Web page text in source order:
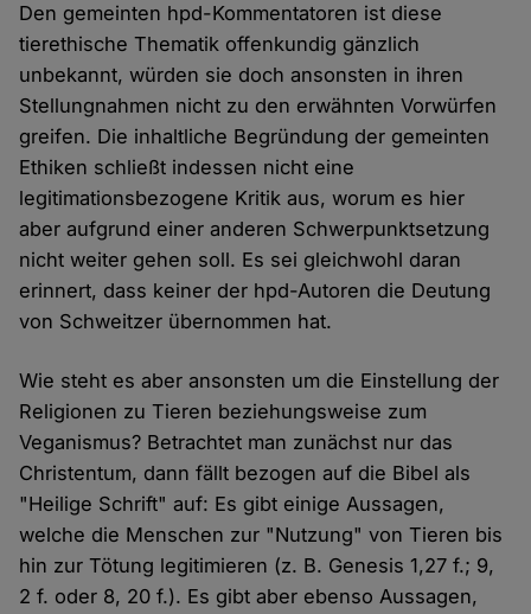
Den gemeinten hpd-Kommentatoren ist diese
tierethische Thematik offenkundig gänzlich
unbekannt, würden sie doch ansonsten in ihren
Stellungnahmen nicht zu den erwähnten Vorwürfen
greifen. Die inhaltliche Begründung der gemeinten
Ethiken schließt indessen nicht eine
legitimationsbezogene Kritik aus, worum es hier
aber aufgrund einer anderen Schwerpunktsetzung
nicht weiter gehen soll. Es sei gleichwohl daran
erinnert, dass keiner der hpd-Autoren die Deutung
von Schweitzer übernommen hat.
Wie steht es aber ansonsten um die Einstellung der
Religionen zu Tieren beziehungsweise zum
Veganismus? Betrachtet man zunächst nur das
Christentum, dann fällt bezogen auf die Bibel als
"Heilige Schrift" auf: Es gibt einige Aussagen,
welche die Menschen zur "Nutzung" von Tieren bis
hin zur Tötung legitimieren (z. B. Genesis 1,27 f.; 9,
2 f. oder 8, 20 f.). Es gibt aber ebenso Aussagen,